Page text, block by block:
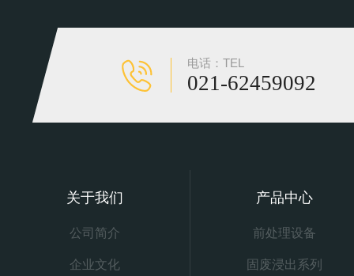
电话：TEL
021-62459092
关于我们
公司简介
企业文化
产品中心
前处理设备
固废浸出系列